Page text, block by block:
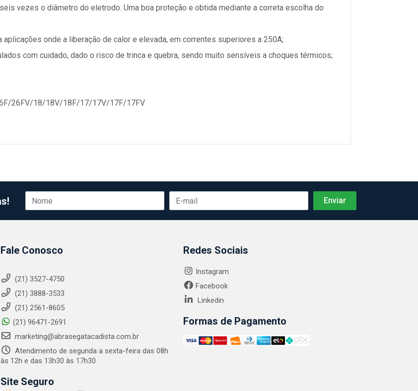
vezes o diâmetro do eletrodo. Uma boa proteção e obtida mediante a correta escolha do
onde a liberação de calor e elevada, em correntes superiores a 250A;
com cuidado, dado o risco de trinca e quebra, sendo muito sensíveis a choques térmicos;
26FV/18/18V/18F/17/17V/17F/17FV
Fale Conosco
(21) 3527-4750
(21) 3888-3533
(21) 2561-8605
(21) 96471-2691
marketing@abrasegatacadista.com.br
Atendimento de segunda a sexta-feira das 08h
às 12h e das 13h30 às 17h30
Site Seguro
Redes Sociais
Instagram
Facebook
Linkedin
Formas de Pagamento